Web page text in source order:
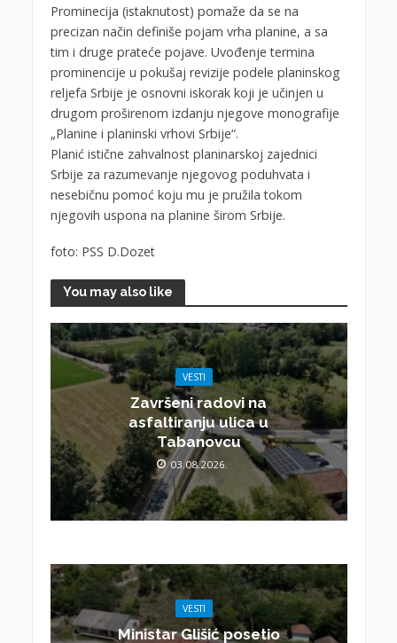
Prominecija (istaknutost) pomaže da se na
precizan način definiše pojam vrha planine, a sa
tim i druge prateće pojave. Uvođenje termina
prominencije u pokušaj revizije podele planinskog
reljefa Srbije je osnovni iskorak koji je učinjen u
drugom proširenom izdanju njegove monografije
„Planine i planinski vrhovi Srbije“.
Planić istične zahvalnost planinarskoj zajednici
Srbije za razumevanje njegovog poduhvata i
nesebičnu pomoć koju mu je pružila tokom
njegovih uspona na planine širom Srbije.
foto: PSS D.Dozet
You may also like
VESTI
Završeni radovi na
asfaltiranju ulica u
Tabanovcu
03.08.2026.
VESTI
Ministar Glišić posetio